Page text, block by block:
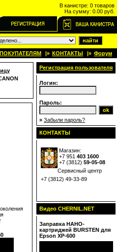
В канистре: 0 товаров
На сумму: 0.00 руб.
ПОКУПАТЕЛЯМ |» КОНТАКТЫ |» Форум
Регистрация пользователя
Логин:
Пароль:
» Забыли пароль?
КОНТАКТЫ
Магазин:
+7 951 403 1600
+7 (3812) 59-05-08
Сервисный центр
+7 (3812) 49-33-89
Видео CHERNIL.NET
Заправка НАНО-
картриджей BURSTEN для
Epson XP-600